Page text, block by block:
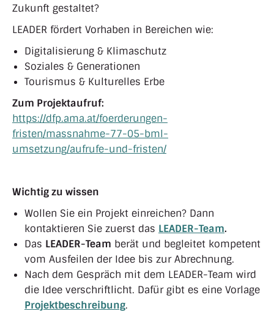
Zukunft gestaltet?
LEADER fördert Vorhaben in Bereichen wie:
Digitalisierung & Klimaschutz
Soziales & Generationen
Tourismus & Kulturelles Erbe
Zum Projektaufruf:
https://dfp.ama.at/foerderungen-
fristen/massnahme-77-05-bml-
umsetzung/aufrufe-und-fristen/
Wichtig zu wissen
Wollen Sie ein Projekt einreichen? Dann
kontaktieren Sie zuerst das LEADER-Team.
Das LEADER-Team berät und begleitet kompetent
vom Ausfeilen der Idee bis zur Abrechnung.
Nach dem Gespräch mit dem LEADER-Team wird
die Idee verschriftlicht. Dafür gibt es eine Vorlage
Projektbeschreibung.